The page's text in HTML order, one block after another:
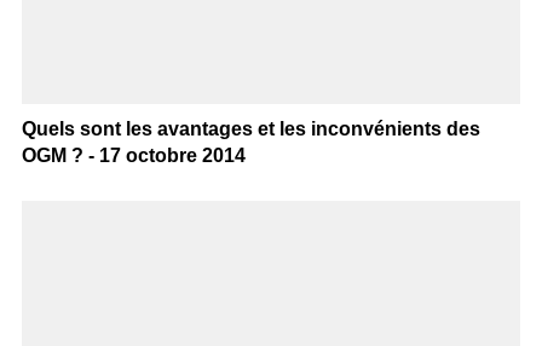
Quels sont les avantages et les inconvénients des
OGM ? - 17 octobre 2014